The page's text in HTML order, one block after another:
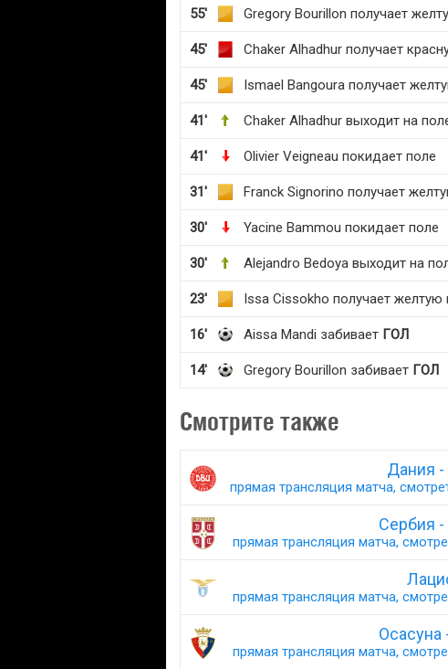
55' Gregory Bourillon получает
45' Chaker Alhadhur получает
45' Ismael Bangoura получает
41' Chaker Alhadhur выходит на
41' Olivier Veigneau покидает поле
31' Franck Signorino получает
30' Yacine Bammou покидает поле
30' Alejandro Bedoya выходит на
23' Issa Cissokho получает желтую
16' Aissa Mandi забивает ГОЛ
14' Gregory Bourillon забивает ГОЛ
Смотрите также
Дания
прямая трансляция матча,
Сербия
прямая трансляция матча,
прямая трансляция матча,
Осасуна
прямая трансляция матча,